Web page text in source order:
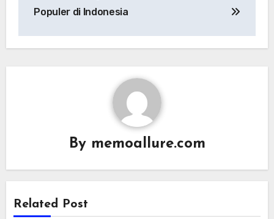
Populer di Indonesia
By memoallure.com
Related Post